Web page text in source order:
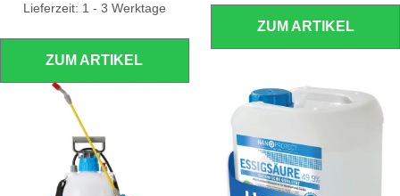
Lieferzeit: 1 - 3 Werktage
ZUM ARTIKEL
ZUM ARTIKEL